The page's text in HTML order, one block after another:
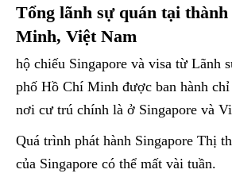
Tổng lãnh sự quán tại
Minh, Việt Nam
hộ chiếu Singapore và visa từ Lãnh
phố Hồ Chí Minh được ban hành chỉ
nơi cư trú chính là ở Singapore và
Quá trình phát hành Singapore Thị
của Singapore có thể mất vài tuần.